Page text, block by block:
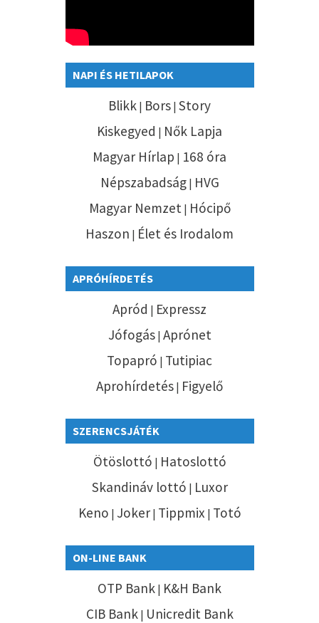
NAPI ÉS HETILAPOK
Blikk | Bors | Story
Kiskegyed | Nők Lapja
Magyar Hírlap | 168 óra
Népszabadság| HVG
Magyar Nemzet | Hócipő
Haszon | Élet és Irodalom
APRÓHÍRDETÉS
Apród | Expressz
Jófogás| Aprónet
Topapró | Tutipiac
Aprohírdetés | Figyelő
SZERENCSJÁTÉK
Ötöslottó | Hatoslottó
Skandináv lottó | Luxor
Keno | Joker| Tippmix | Totó
ON-LINE BANK
OTP Bank | K&H Bank
CIB Bank | Unicredit Bank